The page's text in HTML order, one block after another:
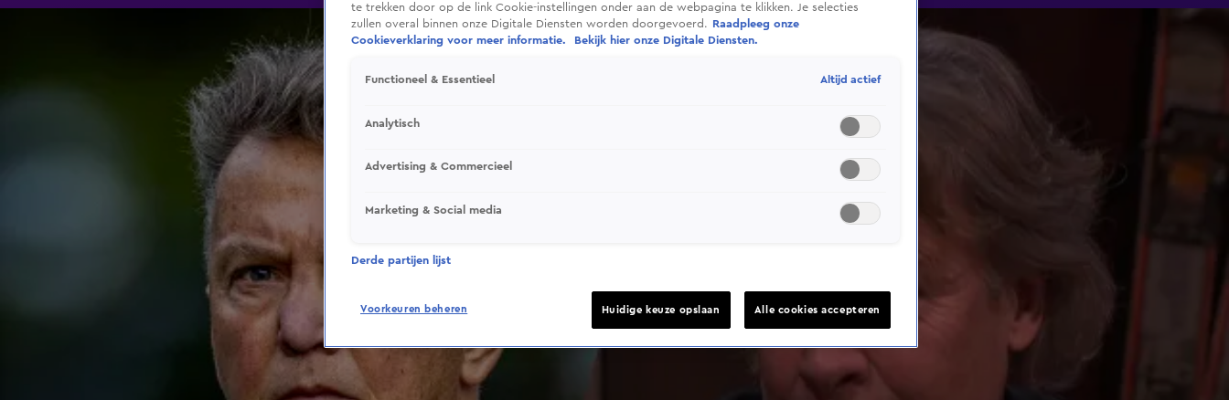
te trekken door op de link Cookie-instellingen onder aan de webpagina te klikken. Je selecties
zullen overal binnen onze Digitale Diensten worden doorgevoerd.
Raadpleeg onze
Cookieverklaring voor meer informatie.
Bekijk hier onze Digitale Diensten.
Functioneel & Essentieel Altijd actief
Analytisch
Advertising & Commercieel
Marketing & Social media
Derde partijen lijst
Voorkeuren beheren Huidige keuze opslaan Alle cookies accepteren